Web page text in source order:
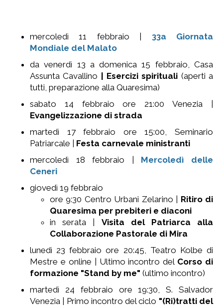
mercoledì 11 febbraio | 33a Giornata
Mondiale del Malato
da venerdì 13 a domenica 15 febbraio, Casa
Assunta Cavallino
| Esercizi spirituali (aperti a
tutti, preparazione alla Quaresima)
sabato 14 febbraio ore 21:00 Venezia |
Evangelizzazione di strada
martedì 17 febbraio ore 15:00, Seminario
Patriarcale | Festa carnevale ministranti
mercoledì 18 febbraio | Mercoledì delle
Ceneri
giovedì 19 febbraio
ore 9:30 Centro Urbani Zelarino | Ritiro di
Quaresima per prebiteri e diaconi
in serata | Visita del Patriarca alla
Collaborazione Pastorale di Mira
lunedì 23 febbraio ore 20:45, Teatro Kolbe di
Mestre e online | Ultimo incontro del Corso di
formazione "Stand by me" (ultimo incontro)
martedì 24 febbraio ore 19:30, S. Salvador
Venezia | Primo incontro del ciclo "(Ri)tratti del